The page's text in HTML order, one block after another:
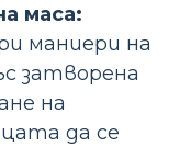
маса:
маниери на
затворена
на
да се